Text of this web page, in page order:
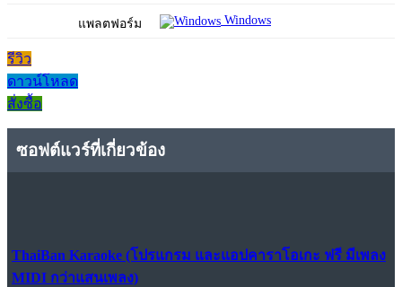
แพลตฟอร์ม Windows
รีวิว
ดาวน์โหลด
สั่งซื้อ
ซอฟต์แวร์ที่เกี่ยวข้อง
ThaiBan Karaoke (โปรแกรม และแอปคาราโอเกะ ฟรี มีเพลง
MIDI กว่าแสนเพลง)